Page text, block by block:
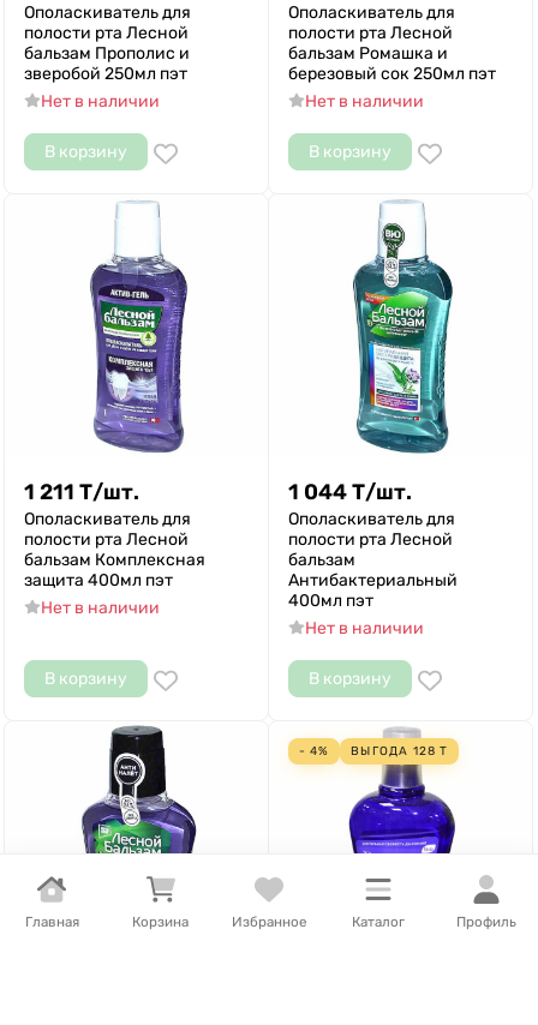
Главная Корзина Избранное Каталог Профиль
Ополаскиватель для
полости рта Лесной
бальзам Прополис и
зверобой 250мл пэт
Нет в наличии
В корзину
Ополаскиватель для
полости рта Лесной
бальзам Ромашка и
березовый сок 250мл пэт
Нет в наличии
В корзину
1 211 Т/шт.
Ополаскиватель для
полости рта Лесной
бальзам Комплексная
защита 400мл пэт
Нет в наличии
В корзину
1 044Т/шт.
Ополаскиватель для
полости рта Лесной
бальзам
Антибактериальный
400мл пэт
Нет в наличии
В корзину
- 4% ВЫГОДА 128 Т